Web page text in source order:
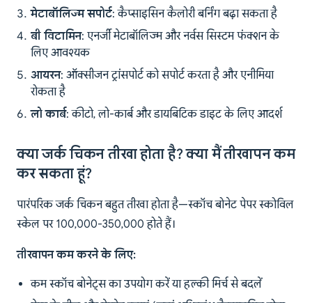
मेटाबॉलिज्म सपोर्ट: कैप्साइसिन कैलोरी बर्निंग बढ़ा सकता है
बी विटामिन: एनर्जी मेटाबॉलिज्म और नर्वस सिस्टम फंक्शन के
लिए आवश्यक
आयरन: ऑक्सीजन ट्रांसपोर्ट को सपोर्ट करता है और एनीमिया
रोकता है
लो कार्ब: कीटो, लो-कार्ब और डायबिटिक डाइट के लिए आदर्श
क्या जर्क चिकन तीखा होता है? क्या मैं तीखापन कम
कर सकता हूं?
पारंपरिक जर्क चिकन बहुत तीखा होता है—स्कॉच बोनेट पेपर स्कोविल
स्केल पर 100,000-350,000 होते हैं।
तीखापन कम करने के लिए:
कम स्कॉच बोनेट्स का उपयोग करें या हल्की मिर्च से बदलें